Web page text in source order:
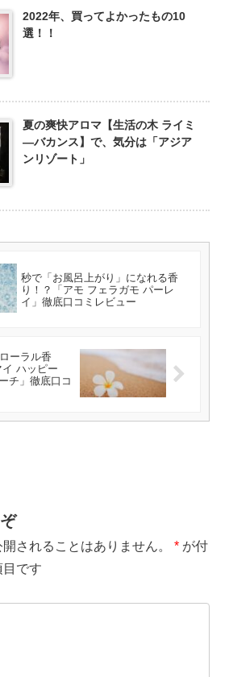
2022年、買ってよかったもの10
選！！
夏の爽快アロマ【生活の木 ライミ
―バカンス】で、気分は「アジア
ンリゾート」
秒で「お風呂上がり」になれる香
り！？「アモ フェラガモ パーレ
イ」徹底口コミレビュー
ーラル香
ハッピー
チ」徹底口コ
されることはありません。 * が付
です